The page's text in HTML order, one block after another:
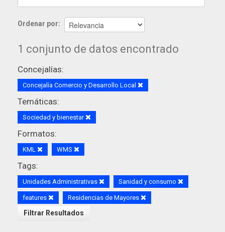
Ordenar por
1 conjunto de datos encontrado
Concejalías:
Concejalía Comercio y Desarrollo Local
Temáticas:
Sociedad y bienestar
Formatos:
KML WMS
Tags:
Unidades Administrativas Sanidad y consumo
features Residencias de Mayores
Filtrar Resultados